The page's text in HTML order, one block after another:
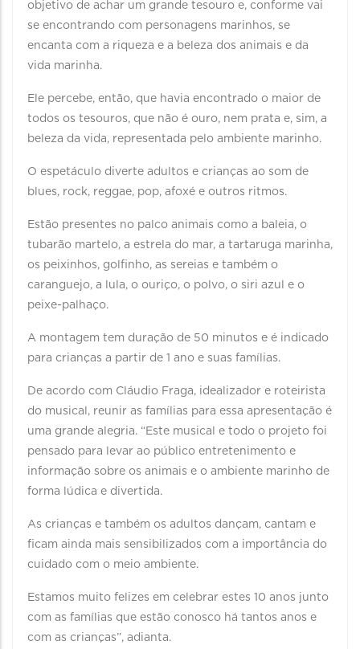
objetivo de achar um grande tesouro e, conforme vai
se encontrando com personagens marinhos, se
encanta com a riqueza e a beleza dos animais e da
vida marinha.
Ele percebe, então, que havia encontrado o maior de
todos os tesouros, que não é ouro, nem prata e, sim, a
beleza da vida, representada pelo ambiente marinho.
O espetáculo diverte adultos e crianças ao som de
blues, rock, reggae, pop, afoxé e outros ritmos.
Estão presentes no palco animais como a baleia, o
tubarão martelo, a estrela do mar, a tartaruga marinha,
os peixinhos, golfinho, as sereias e também o
caranguejo, a lula, o ouriço, o polvo, o siri azul e o
peixe-palhaço.
A montagem tem duração de 50 minutos e é indicado
para crianças a partir de 1 ano e suas famílias.
De acordo com Cláudio Fraga, idealizador e roteirista
do musical, reunir as famílias para essa apresentação é
uma grande alegria. “Este musical e todo o projeto foi
pensado para levar ao público entretenimento e
informação sobre os animais e o ambiente marinho de
forma lúdica e divertida.
As crianças e também os adultos dançam, cantam e
ficam ainda mais sensibilizados com a importância do
cuidado com o meio ambiente.
Estamos muito felizes em celebrar estes 10 anos junto
com as famílias que estão conosco há tantos anos e
com as crianças”, adianta.